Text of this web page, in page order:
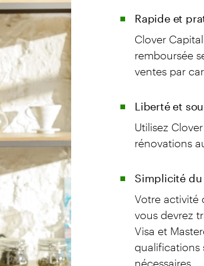
Rapide et
Clover
remboursée
ventes par
Liberté et
Utilisez
rénovations
Simplicité
Votre activité
vous devrez
Visa et
qualifications
nécessaires.